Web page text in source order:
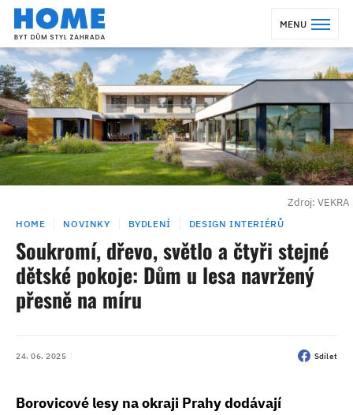
MENU
Zdroj: VEKRA
HOME NOVINKY BYDLENÍ DESIGN INTERIÉRŮ
Soukromí, dřevo, světlo a čtyři stejné
dětské pokoje: Dům u lesa navržený
přesně na míru
24. 06. 2025 Sdílet
Borovicové lesy na okraji Prahy dodávají